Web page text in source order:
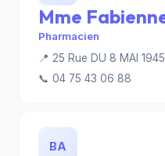
Mme
Pharmacien
📍 25 Rue DU 8 MAI
📞 04 75 43 06 88
BA